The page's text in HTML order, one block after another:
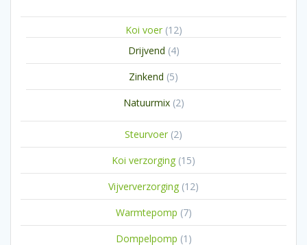
Koi voer 1212
Drijvend 44
producten
Zinkend 55
producten
Natuurmix 22
Steurvoer 22
producten
Koi verzorging 1515
producten
Vijververzorging 1212
producten
Warmtepomp 77
producten
Dompelpomp 1 1